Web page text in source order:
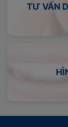
TƯ VẤN